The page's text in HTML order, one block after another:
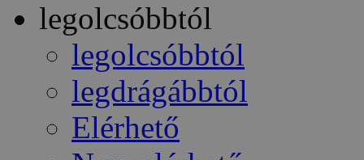
legolcsóbbtól
legolcsóbbtól
legdrágábbtól
Elérhető